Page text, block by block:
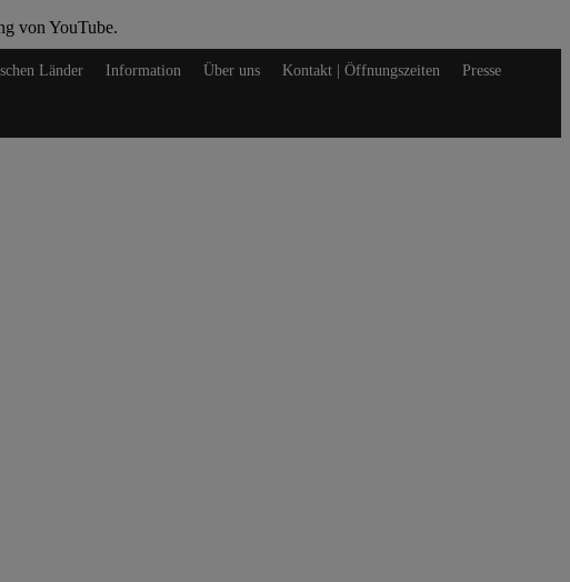
Länder Information Über uns Kontakt | Öffnungszeiten Presse
von YouTube.